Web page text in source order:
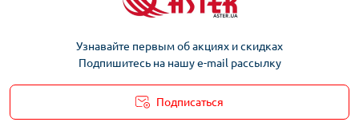
Узнавайте первым об акциях и скидках
Подпишитесь на нашу e-mail рассылку
Подписаться